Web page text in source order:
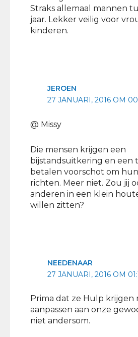
Straks allemaal mannen
jaar. Lekker veilig voor
kinderen.
JEROEN
27 JANUARI, 2016 OM
@ Missy
Die mensen krijgen een
bijstandsuitkering en een
betalen voorschot om
richten. Meer niet. Zou jij
anderen in een klein
willen zitten?
NEEDENAAR
27 JANUARI, 2016 OM
Prima dat ze Hulp krijgen
aanpassen aan onze
niet andersom.